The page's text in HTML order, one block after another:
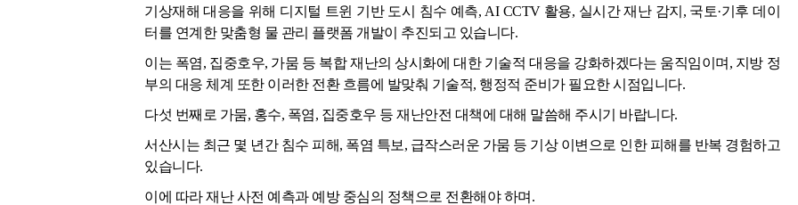
기상재해 대응을 위해 디지털 트윈 기반 도시 침수 예측, AI CCTV 활용, 실시간 재난 감지, 국토·기후 데이
터를 연계한 맞춤형 물 관리 플랫폼 개발이 추진되고 있습니다.
이는 폭염, 집중호우, 가뭄 등 복합 재난의 상시화에 대한 기술적 대응을 강화하겠다는 움직임이며, 지방 정
부의 대응 체계 또한 이러한 전환 흐름에 발맞춰 기술적, 행정적 준비가 필요한 시점입니다.
다섯 번째로 가뭄, 홍수, 폭염, 집중호우 등 재난안전 대책에 대해 말씀해 주시기 바랍니다.
서산시는 최근 몇 년간 침수 피해, 폭염 특보, 급작스러운 가뭄 등 기상 이변으로 인한 피해를 반복 경험하고
있습니다.
이에 따라 재난 사전 예측과 예방 중심의 정책으로 전환해야 하며.